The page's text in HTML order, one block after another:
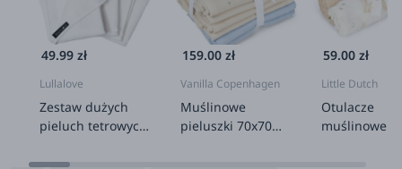
49.99 zł
Lullalove
Zestaw dużych
pieluch tetrowych
sztuki
159.00 zł
Vanilla Copenhagen
Muślinowe
pieluszki 70x70
59.00 zł
Little Dutch
Otulacze
muślinowe